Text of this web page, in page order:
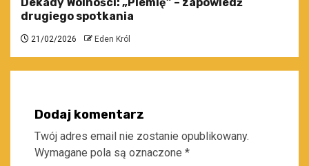
Dekady Wolności: „Plemię” – zapowiedź
drugiego spotkania
21/02/2026 Eden Król
Dodaj komentarz
Twój adres email nie zostanie opublikowany.
Wymagane pola są oznaczone *